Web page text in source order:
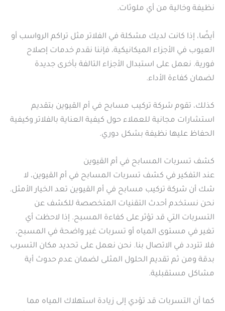
نظيفة وخالية من أي ملوثات.
أيضًا، إذا كانت لديك مشكلة في الفلاتر مثل تراكم الرواسب أو
العيوب في الأجزاء الميكانيكية، فإننا نقدم خدمات إصلاح
فورية. نعمل على استبدال الأجزاء التالفة بأخرى جديدة
لضمان كفاءة الأداء.
كذلك، تقوم شركة تركيب مسابح في أم القيوين بتقديم
استشارات مجانية للعملاء حول كيفية العناية بالفلاتر وكيفية
الحفاظ عليها نظيفة بشكل دوري.
كشف تسربات المسابح في أم القيوين
عند التفكير في كشف تسربات المسابح في أم القيوين، لا
شك أن شركة تركيب مسابح في أم القيوين تعد الخيار الأمثل.
نحن نستخدم أحدث التقنيات المتخصصة للكشف عن
التسربات التي قد تؤثر على كفاءة المسبح. إذا لاحظت أي
تغير في مستوى المياه أو تسربات غير واضحة في المسبح،
فلا تتردد في الاتصال بنا. نحن نعمل على تحديد مكان التسرب
بدقة ومن ثم تقديم الحلول المثلى لضمان عدم حدوث أية
مشاكل مستقبلية.
كما أن التسربات قد تؤدي إلى زيادة استهلاك المياه مما